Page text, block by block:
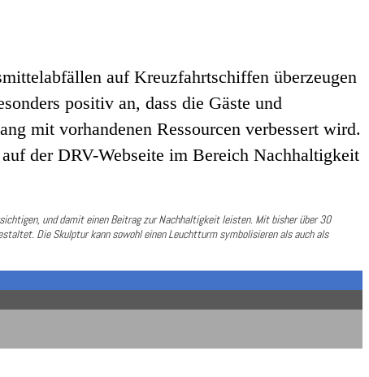
auf Kreuzfahrtschiffen überzeugen
positiv an, dass die Gäste und
mit vorhandenen Ressourcen verbessert wird.
der DRV-Webseite im Bereich Nachhaltigkeit
und damit einen Beitrag zur Nachhaltigkeit leisten. Mit bisher über 30
Die Skulptur kann sowohl einen Leuchtturm symbolisieren als auch als